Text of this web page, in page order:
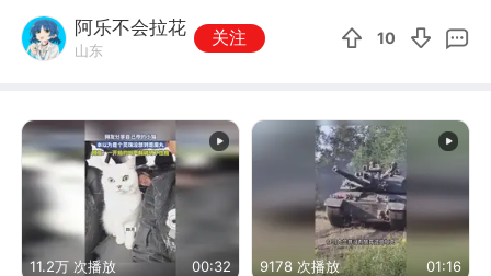
阿乐不会拉花
山东
关注 10
11.2万 次播放 00:32 9178 次播放 01:16